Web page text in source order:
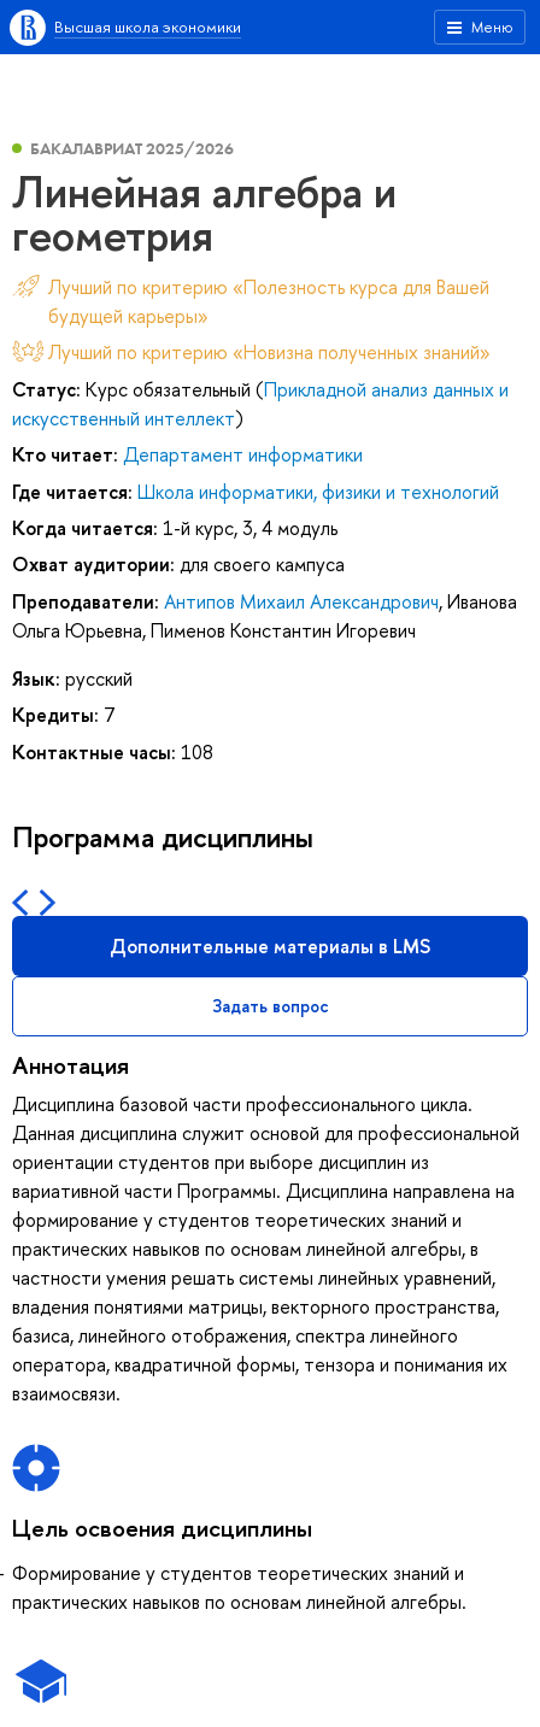
Меню
Высшая школа экономики
БАКАЛАВРИАТ 2025/2026
Линейная алгебра и
геометрия
Лучший по критерию «Полезность курса для Вашей
будущей карьеры»
Лучший по критерию «Новизна полученных знаний»
Статус: Курс обязательный (Прикладной анализ данных и
искусственный интеллект)
Кто читает: Департамент информатики
Где читается: Школа информатики, физики и технологий
Когда читается: 1-й курс, 3, 4 модуль
Охват аудитории: для своего кампуса
Преподаватели: Антипов Михаил Александрович,Иванова
Ольга Юрьевна,Пименов Константин Игоревич
Язык: русский
Кредиты: 7
Контактные часы: 108
Программа дисциплины
Дополнительные материалы в LMS
Задать вопрос
Аннотация
Дисциплина базовой части профессионального цикла.
Данная дисциплина служит основой для профессиональной
ориентации студентов при выборе дисциплин из
вариативной части Программы. Дисциплина направлена на
формирование у студентов теоретических знаний и
практических навыков по основам линейной алгебры, в
частности умения решать системы линейных уравнений,
владения понятиями матрицы, векторного пространства,
базиса, линейного отображения, спектра линейного
оператора, квадратичной формы, тензора и понимания их
взаимосвязи.
Цель освоения дисциплины
Формирование у студентов теоретических знаний и
практических навыков по основам линейной алгебры.